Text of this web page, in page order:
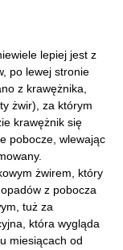
lepiej jest z
po lewej stronie
z krawężnika,
żwir), za którym
krawężnik się
pobocze, wlewając
żwirem, który
z pobocza
tuż za
która wygląda
miesiącach od